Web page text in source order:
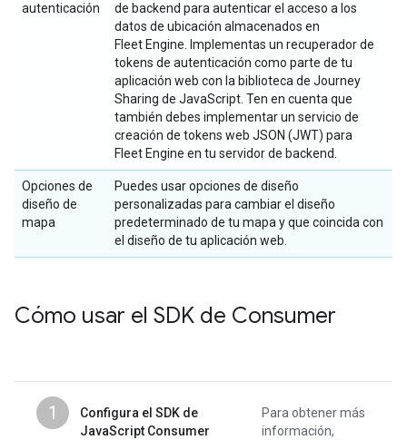
autenticación
de backend para autenticar el acceso a los
datos de ubicación almacenados en
Fleet Engine. Implementas un recuperador de
tokens de autenticación como parte de tu
aplicación web con la biblioteca de Journey
Sharing de JavaScript. Ten en cuenta que
también debes implementar un servicio de
creación de tokens web JSON (JWT) para
Fleet Engine en tu servidor de backend.
Opciones de
diseño de
mapa
Puedes usar opciones de diseño
personalizadas para cambiar el diseño
predeterminado de tu mapa y que coincida con
el diseño de tu aplicación web.
Cómo usar el SDK de Consumer
1
Configura el SDK de
JavaScript Consumer
Para obtener más
información,